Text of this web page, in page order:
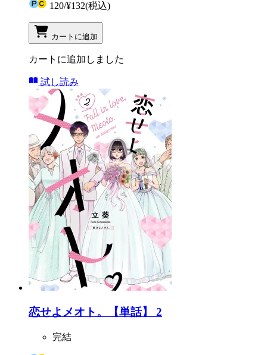
120/¥132(税込)
カートに追加
カートに追加しました
試し読み
恋せよメオト。【単話】 2
完結